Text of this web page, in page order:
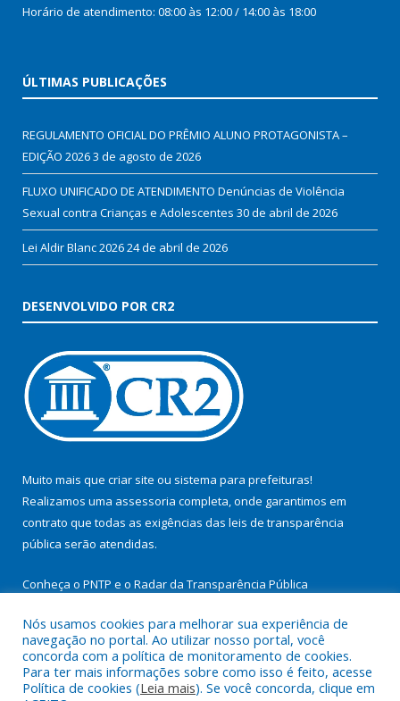
Horário de atendimento: 08:00 às 12:00 / 14:00 às 18:00
ÚLTIMAS PUBLICAÇÕES
REGULAMENTO OFICIAL DO PRÊMIO ALUNO PROTAGONISTA –
EDIÇÃO 20263 de agosto de 2026
FLUXO UNIFICADO DE ATENDIMENTO Denúncias de Violência
Sexual contra Crianças e Adolescentes 30 de abril de 2026
Lei Aldir Blanc 202624 de abril de 2026
DESENVOLVIDO POR CR2
Muito mais que criar site ou sistema para prefeituras!
Realizamos uma assessoria completa, onde garantimos em
contrato que todas as exigências das leis de transparência
pública serão atendidas.
Conheça o PNTP e o Radar da Transparência Pública
Todos os direitos reservados a Prefeitura Municipal de
Itupiranga.
Nós usamos cookies para melhorar sua experiência de
navegação no portal. Ao utilizar nosso portal, você
concorda com a política de monitoramento de cookies.
Para ter mais informações sobre como isso é feito, acesse
Política de cookies (Leia mais). Se você concorda, clique em